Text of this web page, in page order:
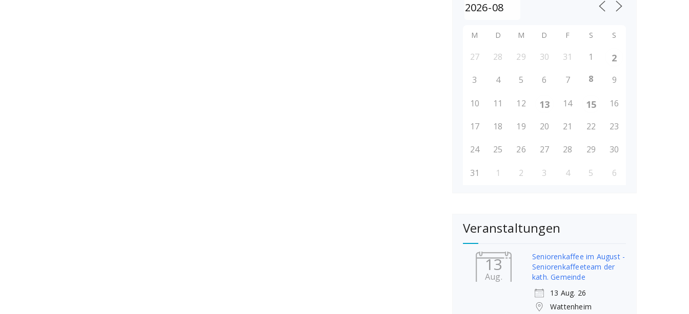
M D M D F S S
27 28 29 30 31 1 2
3 4 5 6 7 8 9
10 11 12 13 14 15 16
17 18 19 20 21 22 23
24 25 26 27 28 29 30
31 1 2 3 4 5 6
Veranstaltungen
13
Aug.
Seniorenkaffee im August -
Seniorenkaffeeteam der
kath. Gemeinde
13 Aug. 26
Wattenheim